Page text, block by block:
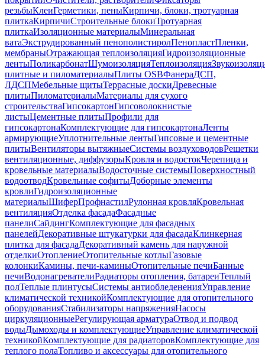
резьбыКлеиГерметики, пеныКирпичи, блоки, тротуарная
плиткаКирпичиСтроительные блокиТротуарная
плиткаИзоляционные материалыМинеральная
ватаЭкструдированный пенополистиролПенопластПленки,
мембраныОтражающая теплоизоляцияГидроизоляционные
лентыПоликарбонатШумоизоляцияТеплоизоляция
плитные и пиломатериалыПлиты OSBФанераДСП,
ЛДСПМебельные щитыТеррасные доскиДревесные
плитыПиломатериалыМатериалы для сухого
строительстваГипсокартонГипсоволокнистые
листыЦементные плитыПрофили для
гипсокартонаКомплектующие для гипсокартонаЛенты
армирующиеУплотнительные лентыГипсовые и цементные
плитыВентиляторы вытяжныеСистемы воздуховодовРешетки
вентиляционные, диффузорыКровля и водостокЧерепица и
кровельные материалыВодосточные системыПоверхностный
водоотводКровельные софитыДоборные элементы
кровлиГидроизоляционные
материалыШиферПрофнастилРулонная кровляКровельная
вентиляцияОтделка фасадаФасадные
панелиСайдингКомплектующие для фасадных
панелейДекоративные штукатурки для фасадаКлинкерная
плитка для фасадаДекоративный камень для наружной
отделкиОтоплениеОтопительные котлыГазовые
колонкиКамины, печи-каминыОтопительные печиБанные
печиВодонагревателиРадиаторы отопления, батареиТеплый
полТеплые плинтусыСистемы антиобледененияУправление
климатической техникойКомплектующие для отопительного
оборудованияСтабилизаторы напряженияНасосы
циркуляционныеРегулирующая арматураОтвод и подвод
водыДымоходы и комплектующиеУправление климатической
техникойКомплектующие для радиаторовКомплектующие для
теплого полаТопливо и аксессуары для отопительного